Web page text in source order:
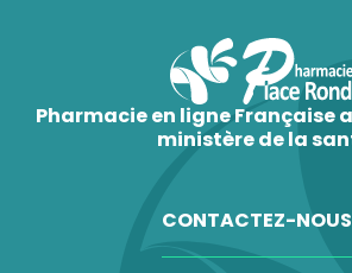
Pharmacie en ligne Française
ministère de la
CONTACTEZ-NOUS